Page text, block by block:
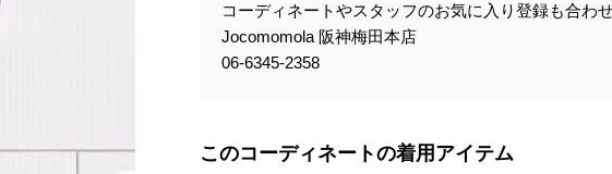
コーディネートやスタッフのお気に入り登録も合わ
Jocomomola 阪神梅田本店
06-6345-2358
このコーディネートの着用アイテム